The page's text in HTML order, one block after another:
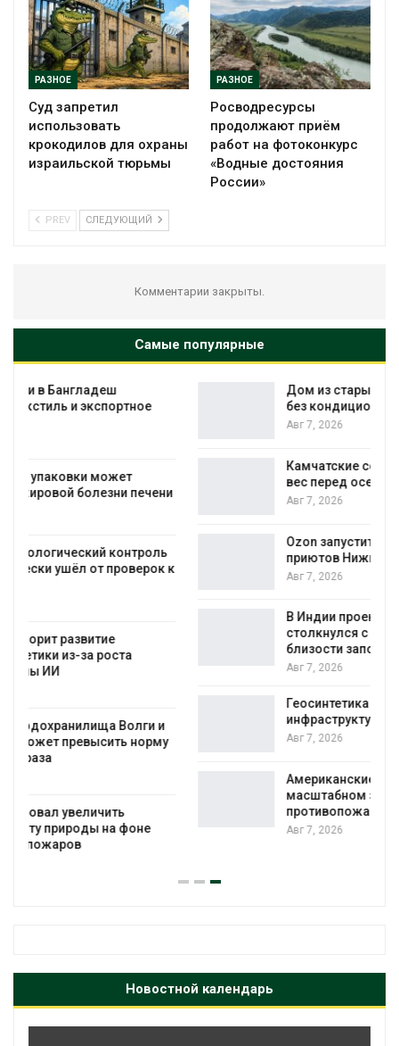
РАЗНОЕ
Суд запретил
использовать
крокодилов для охраны
израильской тюрьмы
РАЗНОЕ
Росводресурсы
продолжают приём
работ на фотоконкурс
«Водные достояния
России»
PREV СЛЕДУЮЩИЙ
Комментарии закрыты.
Самые популярные
Дом из старых шин может обходиться
без кондиционера и почти без отопления
Камчатские северные олени набирают
вес перед осенней миграцией
Авг 7, 2026
Ozon запустит сбор помощи для
приютов Нижнего Новгорода
Авг 7, 2026
В Индии проект дата-центра Google
столкнулся с протестами из-за воды и
Геосинтетика на полигоне: как меняется
инфраструктура обращения с отходами
Авг 7, 2026
Американские экологи предупредили о
масштабном загрязнении из-за
противопожарной пены
Авг 7, 2026
Новостной календарь